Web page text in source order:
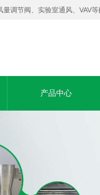
调节阀、实验室通风、VAV等
产品中心